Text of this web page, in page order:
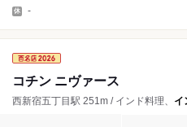
-
コチン ニヴァース
西新宿五丁目駅 251m / インド料理、 イ